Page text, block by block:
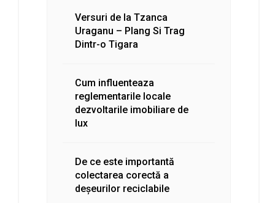
Versuri de la Tzanca
Uraganu – Plang Si Trag
Dintr-o Tigara
Cum influenteaza
reglementarile locale
dezvoltarile imobiliare de
lux
De ce este importantă
colectarea corectă a
deșeurilor reciclabile